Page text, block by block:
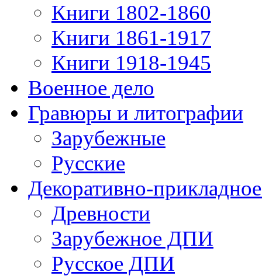
Книги 1802-1860
Книги 1861-1917
Книги 1918-1945
Военное дело
Гравюры и литографии
Зарубежные
Русские
Декоративно-
Древности
Зарубежное ДПИ
Русское ДПИ